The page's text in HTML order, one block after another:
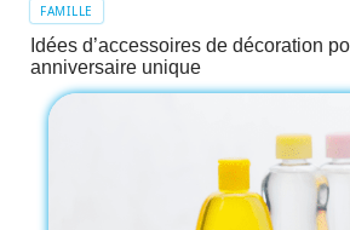
FAMILLE
Idées d’accessoires de décoration
anniversaire unique